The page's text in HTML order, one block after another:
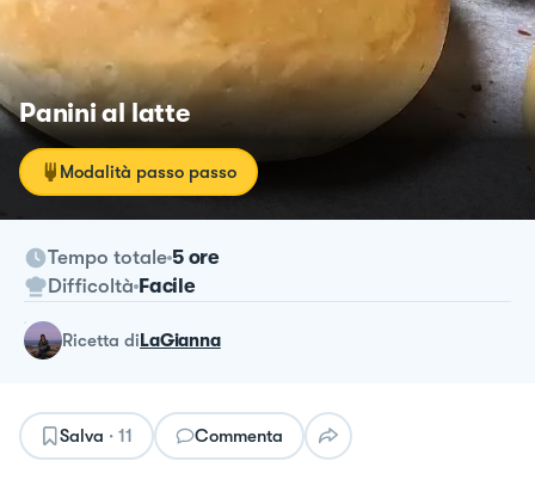
Panini al latte
Modalità passo passo
Tempo totale 5 ore
Difficoltà Facile
ricetta diLaGianna
Salva · 11 Commenta